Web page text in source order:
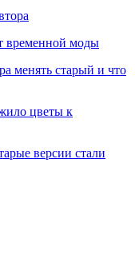
временной моды
менять старый и что
цветы к
версии стали